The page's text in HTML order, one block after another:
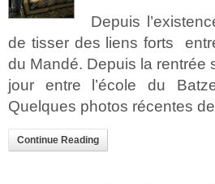
Depuis
de tisser des liens forts
du Mandé. Depuis la rentrée
jour entre l’école du
Quelques photos récentes
Continue Reading